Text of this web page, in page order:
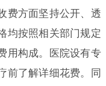
费方面坚持公开、透
均按照相关部门规定
用构成。医院设有专
前了解详细花费。同